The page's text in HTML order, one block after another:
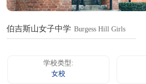
伯吉斯山女子中学 Burgess Hill Girls
学校类型:
女校